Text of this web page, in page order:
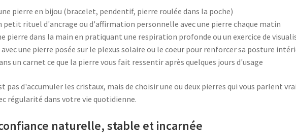
pierre en bijou (bracelet, pendentif, pierre roulée dans la poche)
petit rituel d'ancrage ou d'affirmation personnelle avec une pierre chaque matin
pierre dans la main en pratiquant une respiration profonde ou un exercice de
une pierre posée sur le plexus solaire ou le coeur pour renforcer sa posture
un carnet ce que la pierre vous fait ressentir après quelques jours d'usage
pas d'accumuler les cristaux, mais de choisir une ou deux pierres qui vous parlent
régularité dans votre vie quotidienne.
naturelle, stable et incarnée